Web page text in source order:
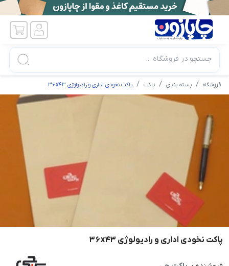
جستجو در فروشگاه ...
فروشگاه بسته بندی پاکت پاکت نخودی اداری و رادیولوژی 36x43
پاکت نخودی اداری و رادیولوژی 36x43